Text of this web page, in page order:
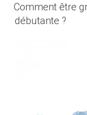
LE
Comment être
débutante ?